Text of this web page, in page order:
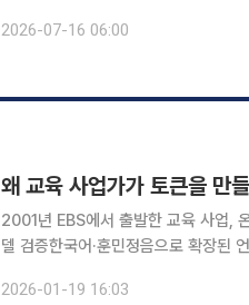
어가 늘어나면서 금융권에 요구하는
2026-07-16 06:00
왜 교육 사업가가 토큰을 만
2001년 EBS에서 출발한 교육 사업,
델 검증한국어·훈민정음으로 확장된
2026-01-19 16:03